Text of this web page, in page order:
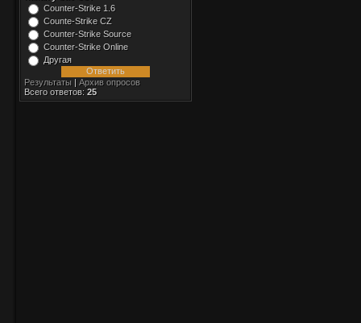
Counter-Strike 1.6
Counte-Strike CZ
Counter-Strike Source
Counter-Strike Online
Другая
Результаты | Архив опросов
Всего ответов: 25